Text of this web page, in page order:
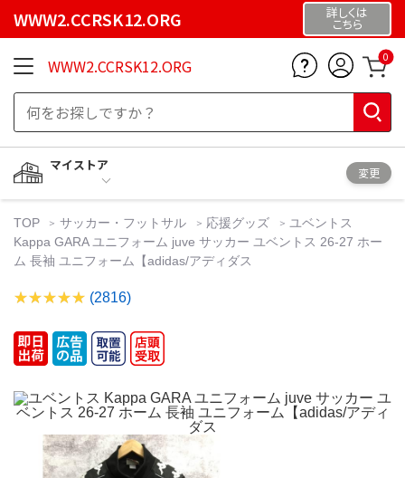
WWW2.CCRSK12.ORG 詳しくは
こちら
WWW2.CCRSK12.ORG 0
マイストア
変更
TOP サッカー・フットサル 応援グッズ
ユベントス
Kappa GARA ユニフォーム juve サッカー ユベントス 26-27 ホー
ム 長袖 ユニフォーム【adidas/アディダス
(2816)